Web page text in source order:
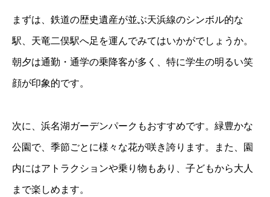
まずは、鉄道の歴史遺産が並ぶ天浜線のシンボル的な
駅、天竜二俣駅へ足を運んでみてはいかがでしょうか。
朝夕は通勤・通学の乗降客が多く、特に学生の明るい笑
顔が印象的です。
次に、浜名湖ガーデンパークもおすすめです。緑豊かな
公園で、季節ごとに様々な花が咲き誇ります。また、園
内にはアトラクションや乗り物もあり、子どもから大人
まで楽しめます。